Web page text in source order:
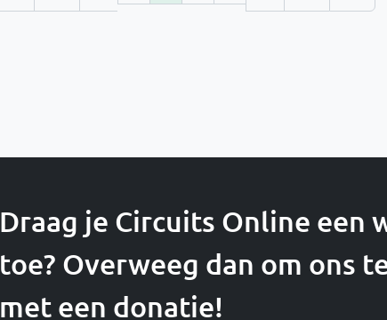
Draag je Circuits Online een
toe? Overweeg dan om ons
met een donatie!